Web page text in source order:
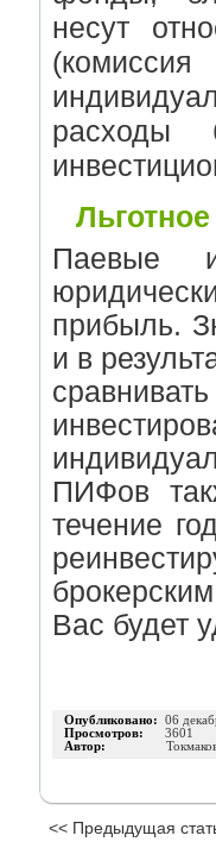
несут
расходы
Паевые
прибыль.
и в
ПИФов
течение
Вас будет
Опубликовано: 06
Просмотров: 3601
Автор:
<< Предыдущая